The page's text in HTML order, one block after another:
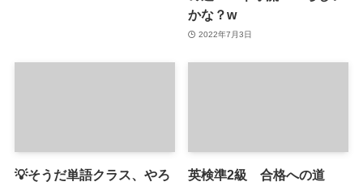
かな？w
2022年7月3日
💡そうだ単語クラス、やろ
英検準2級 合格への道